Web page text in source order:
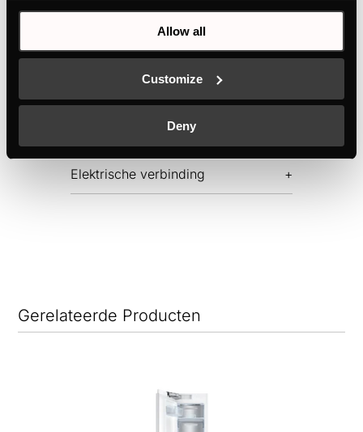
Allow all
Customize
Deny
Functies
Dimensies
Elektrische verbinding
Gerelateerde Producten